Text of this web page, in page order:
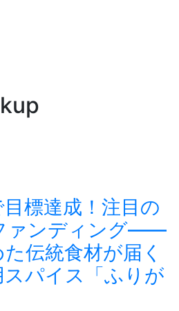
標達成！注目の
ァンディング——
伝統食材が届く
パイス「ふりが